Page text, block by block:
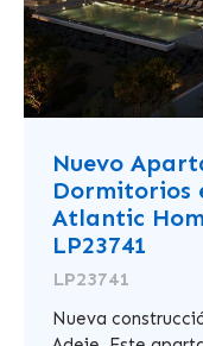
Nuevo
Dormitorios
Atlantic
LP23741
LP23741
Nueva